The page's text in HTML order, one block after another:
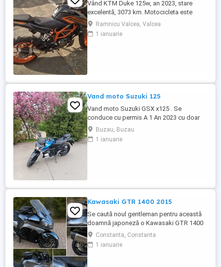
Vând KTM Duke 125w, an 2023, stare
excelentă, 3073 km. Motocicleta este
ideală pentru începători sau pentru oraș.
Fără daune, lovituri!
Ramnicu Valcea, Valcea
1 ianuarie
Vand moto Suzuki 125
Vand moto Suzuki GSX x125 . Se
conduce cu permis A 1 An 2023 cu doar
5000km Stare impecabila , fara cazaturi
ITP valabil pana in noiembrie 2027 Revizii
si schimb de ulei in service autorizat
Buzau, Buzau
1 ianuarie
Kawasaki GTR 1400 2015
Se caută noul gentleman pentru această
doamnă japoneză o Kawasaki GTR 1400
care încă întoarce priviri și iubește
kilometrii. A fost răsfățată, întreținută la
timp și tratată cu respect. O dau doar
Constanta, Constanta
1 ianuarie